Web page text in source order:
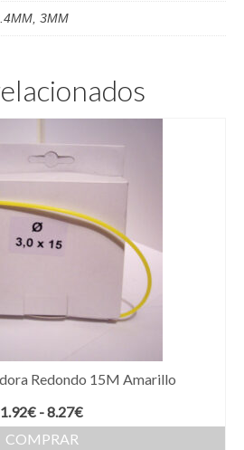
3MM
Redondo 15M Amarillo
1.92€ -8.27€Rango
de
COMPRAR